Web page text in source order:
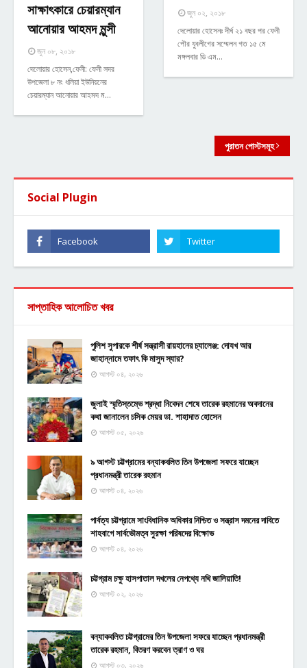
সাক্ষাৎকারে চেয়ারম্যান
আনোয়ার আহমদ মুন্সী
জুন ০৮, ২০১৮
দেলোয়ার হোসেন,ফেনী: ফেনী সদর
উপজেলা ৮ নং ধলিয়া ইউনিয়নের
চেয়ারম্যান আনোয়ার আহমদ ম…
জুন ০২, ২০১৮
দেলোয়ার হোসেনঃ দীর্ঘ ২১ বছর পর ফেনী
পৌর যুবলীগের সম্মেলন গত ১৫ মে
মঙ্গলবার ডি এম…
পুরাতন পোস্টসমূহ
Social Plugin
সাপ্তাহিক আলোচিত খবর
পুলিশ সুপারকে শীর্ষ সন্ত্রাসী রায়হানের চ্যালেঞ্জ: দোযখ আর
জাহান্নামে তফাৎ কি মাসুদ স্যার?
আগস্ট ০৪, ২০২৬
জুলাই স্মৃতিস্তম্ভে শ্রদ্ধা নিবেদন শেষে তারেক রহমানের অবদানের
কথা জানালেন চসিক মেয়র ডা. শাহাদাত হোসেন
আগস্ট ০৫, ২০২৬
৯ আগস্ট চট্টগ্রামের বন্যাকবলিত তিন উপজেলা সফরে যাচ্ছেন
প্রধানমন্ত্রী তারেক রহমান
আগস্ট ০৪, ২০২৬
পার্বত্য চট্টগ্রামে সাংবিধানিক অধিকার নিশ্চিত ও সন্ত্রাস দমনের দাবিতে
শাহবাগে সার্বভৌমত্ব সুরক্ষা পরিষদের বিক্ষোভ
আগস্ট ০৪, ২০২৬
চট্টগ্রাম চক্ষু হাসপাতাল দখলের নেপথ্যে নথি জালিয়াতি!
আগস্ট ০২, ২০২৬
বন্যাকবলিত চট্টগ্রামের তিন উপজেলা সফরে যাচ্ছেন প্রধানমন্ত্রী
তারেক রহমান, বিতরণ করবেন ত্রাণ ও ঘর
আগস্ট ০৩, ২০২৬